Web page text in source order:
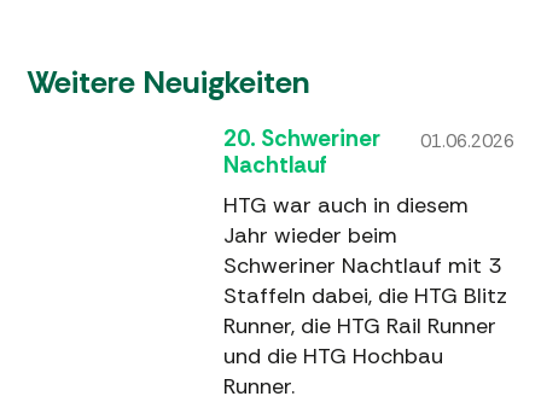
Weitere Neuigkeiten
01.06.2026
20. Schweriner
Nachtlauf
HTG war auch in diesem
Jahr wieder beim
Schweriner Nachtlauf mit 3
Staffeln dabei, die HTG Blitz
Runner, die HTG Rail Runner
und die HTG Hochbau
Runner.